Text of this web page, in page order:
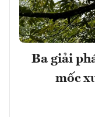
Ba giải
mốc